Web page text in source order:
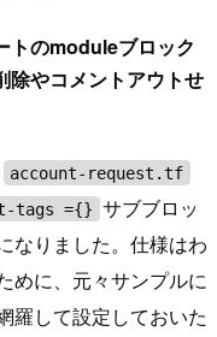
トのmoduleブロック
除やコメントアウトせ
account-request.tf
tags ={} サブブロッ
なりました。仕様はわ
めに、元々サンプルに
羅して設定しておいた